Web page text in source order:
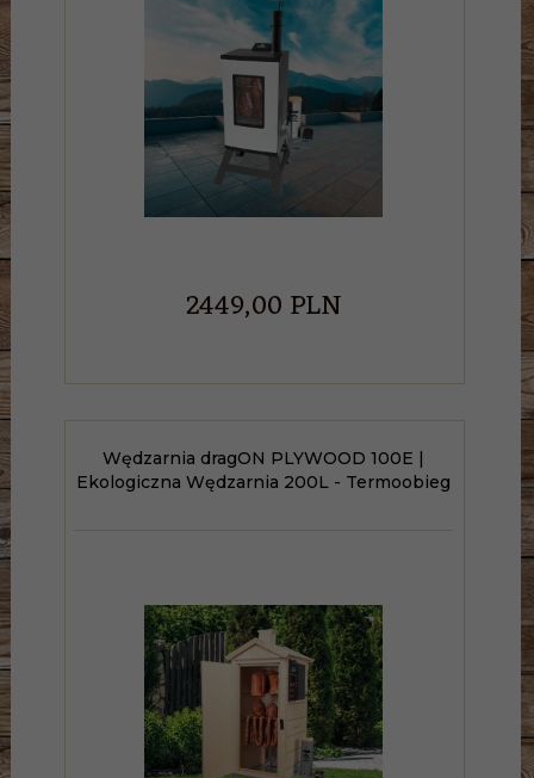
2449,00PLN
Wędzarnia dragON PLYWOOD 100E |
Ekologiczna Wędzarnia 200L - Termoobieg